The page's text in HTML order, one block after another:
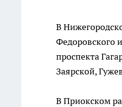
В
Федоровского
проспекта
Заярской,
В Приокском